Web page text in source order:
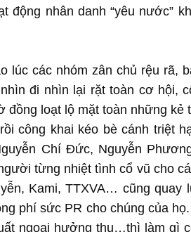
động nhân danh “yêu nước”
lúc các nhóm zân chủ rệu rã,
đi nhìn lại rặt toàn cơ hội,
loạt lộ mặt toàn những kẻ
công khai kéo bè cánh triệt
Chí Đức, Nguyễn
từng nhiệt tình cổ vũ cho
Kami, TTXVA… cũng quay
phí sức PR cho chúng của
ngoại hưởng thụ…thì làm gì